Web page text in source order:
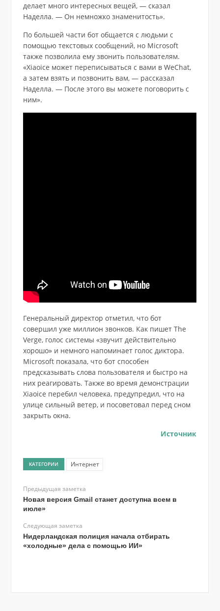
делает много интересных вещей, — сказал
Наделла. — Он немножко знаменитость».
По большей части бот общается с людьми с
помощью текстовых сообщений, но Microsoft
также позволила ему звонить пользователям.
«Xiaoice может переписываться с вами в WeChat,
а затем взять и позвонить вам, — рассказал
Наделла. — После этого вы можете поговорить с
ним».
Генеральный директор отметил, что бот
совершил уже миллион звонков. Как пишет The
Verge, голос системы «звучит действительно
хорошо» и немного напоминает голос диктора.
Microsoft показала, что бот способен
предсказывать слова пользователя и быстро на
них реагировать. Также во время демонстрации
Xiaoice перебил человека, предупредил, что на
улице сильный ветер, и посоветовал перед сном
закрыть окна.
Источник
КАТЕГОРИИ Интернет
Предыдущая заметка
Новая версия Gmail станет доступна всем в
июле»
Следующая заметка
Нидерландская полиция начала отбирать
«холодные» дела с помощью ИИ»